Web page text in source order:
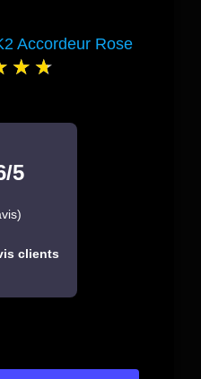
Accordeur Rose
5
clients